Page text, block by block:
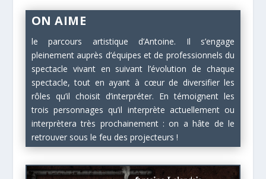
ON AIME
le parcours artistique d’Antoine. Il s’engage
pleinement auprès d’équipes et de professionnels du
spectacle vivant en suivant l’évolution de chaque
spectacle, tout en ayant à cœur de diversifier les
rôles qu’il choisit d’interpréter. En témoignent les
trois personnages qu’il interprète actuellement ou
interprètera très prochainement : on a hâte de le
retrouver sous le feu des projecteurs !